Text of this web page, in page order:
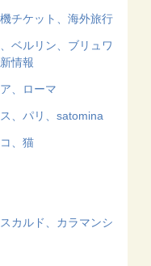
チケット、海外旅行
ベルリン、ブリュワ
情報
、ローマ
、パリ、satomina
、猫
カルド、カラマンシ